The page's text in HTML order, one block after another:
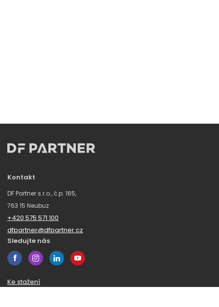
Kontakt
DF Partner s.r.o., č.p. 165,
763 15 Neubuz
+420 575 571 100
dfpartner@dfpartner.cz
Sledujte nás
Ke stažení